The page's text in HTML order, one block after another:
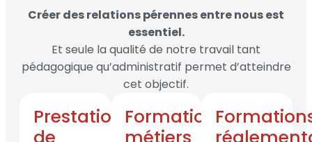
Créer des relations pérennes entre nous est
essentiel.
Et seule la qualité de notre travail tant
pédagogique qu’administratif permet d’atteindre
cet objectif.
Prestation
Formations